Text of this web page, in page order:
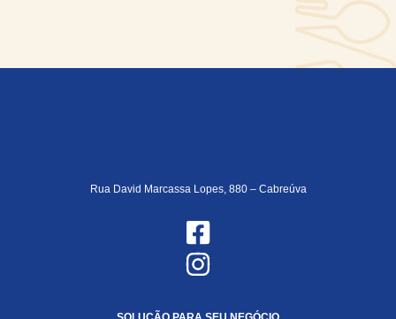
Rua David Marcassa Lopes, 880 – Cabreúva